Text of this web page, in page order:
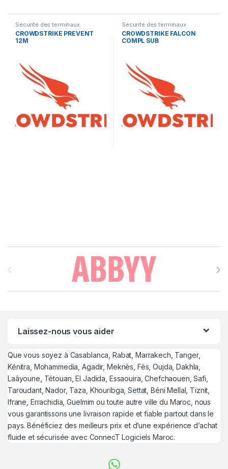
Sécurité des terminaux
CROWDSTRIKE PREVENT
12M
Sécurité des terminaux
CROWDSTRIKE FALCON
COMPL SUB
Brands Carousel
Laissez-nous vous aider
Que vous soyez à Casablanca, Rabat, Marrakech, Tanger,
Kénitra, Mohammedia, Agadir, Meknès, Fès, Oujda, Dakhla,
Laâyoune, Tétouan, El Jadida, Essaouira, Chefchaouen, Safi,
Taroudant, Nador, Taza, Khouribga, Settat, Béni Mellal, Tiznit,
Ifrane, Errachidia, Guelmim ou toute autre ville du Maroc, nous
vous garantissons une livraison rapide et fiable partout dans le
pays. Bénéficiez des meilleurs prix et d’une expérience d’achat
fluide et sécurisée avec ConnecT Logiciels Maroc.